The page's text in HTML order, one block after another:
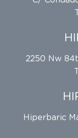
2250 Nw
Hiperbaric